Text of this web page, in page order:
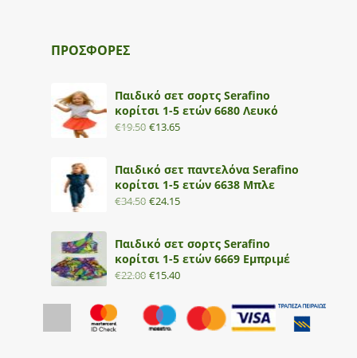
ΠΡΟΣΦΟΡΕΣ
Παιδικό σετ σορτς Serafino
κορίτσι 1-5 ετών 6680 Λευκό
€19.50 €13.65
Παιδικό σετ παντελόνα Serafino
κορίτσι 1-5 ετών 6638 Μπλε
€34.50 €24.15
Παιδικό σετ σορτς Serafino
κορίτσι 1-5 ετών 6669 Εμπριμέ
€22.00 €15.40